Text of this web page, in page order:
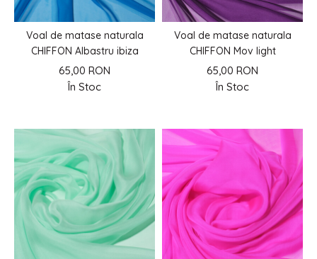
Voal de matase naturala
CHIFFON Albastru ibiza
65,00 RON
În Stoc
Voal de matase naturala
CHIFFON Mov light
65,00 RON
În Stoc